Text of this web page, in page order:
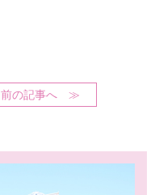
前の記事へ ≫